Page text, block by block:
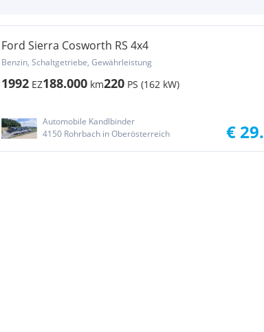
Ford Sierra Cosworth RS 4x4
Benzin, Schaltgetriebe, Gewährleistung
1992 EZ188.000 km220 PS (162 kW)
Automobile Kandlbinder
4150 Rohrbach in Oberösterreich
€